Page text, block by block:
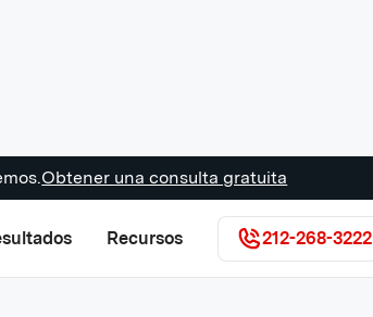
Obtener una consulta gratuita
Recursos 212-268-3222